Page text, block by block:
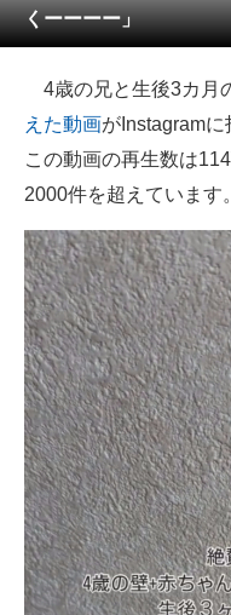
メディア
注目記事を集めた総合ペ
ITの今と未来を見通す
スマホと通信の最新トレ
進化するPCとデバイスの
好きが集まる 比べて選
ビジネスと働き方のヒン
AI活用のいまが分かる
企業ITのトレンドを詳説
経営リーダーのコミュニ
マーケ×ITの今がよく分か
ITエンジニア向け専門サ
くーーーー」
4歳の兄と生後3カ月
えた動画がInstagram
この動画の再生数は
2000件を超えています。